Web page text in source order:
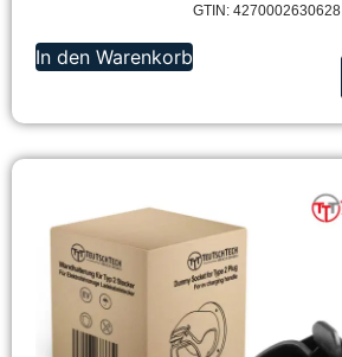
GTIN: 4270002630628
In den Warenkorb